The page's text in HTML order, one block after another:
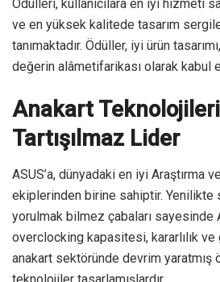
Ödülleri, kullanıcılara en iyi hizmeti
ve en yüksek kalitede tasarım
tanımaktadır. Ödüller, iyi ürün
değerin alâmetifarikası olarak kabul
Anakart
Tartışılmaz Lider
ASUS’a, dünyadaki en iyi Araştırma
ekiplerinden birine sahiptir. Yenilikte
yorulmak bilmez çabaları sayesinde
overclocking kapasitesi, kararlılık ve
anakart sektöründe devrim yaratmış